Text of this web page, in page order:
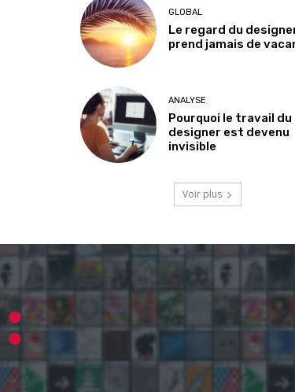
GLOBAL
Le regard du
prend jamais de
ANALYSE
Pourquoi le travail du
designer est devenu
invisible
Voir plus